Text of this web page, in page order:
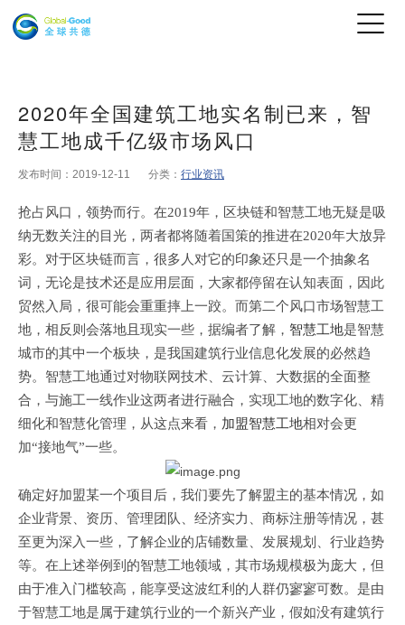
2020年全国建筑工地实名制已来，智
慧工地成千亿级市场风口
发布时间：2019-12-11 分类： 行业资讯
抢占风口，领势而行。在2019年，区块链和智慧工地无疑是吸
纳无数关注的目光，两者都将随着国策的推进在2020年大放异
彩。对于区块链而言，很多人对它的印象还只是一个抽象名
词，无论是技术还是应用层面，大家都停留在认知表面，因此
贸然入局，很可能会重重摔上一跤。而第二个风口市场智慧工
地，相反则会落地且现实一些，据编者了解， 智慧工地是智慧
城市的其中一个板块，是我国建筑行业信息化发展的必然趋
势。智慧工地通过对物联网技术、云计算、大数据的全面整
合，与施工一线作业这两者进行融合，实现工地的数字化、精
细化和智慧化管理，从这点来看， 加盟智慧工地相对会更
加“接地气”一些。
确定好加盟某一个项目后，我们要先了解盟主的基本情况，如
企业背景、资历、管理团队、经济实力、商标注册等情况，甚
至更为深入一些，了解企业的店铺数量、发展规划、行业趋势
等。在上述举例到的智慧工地领域，其市场规模极为庞大，但
由于准入门槛较高，能享受这波红利的人群仍寥寥可数。是由
于智慧工地是属于建筑行业的一个新兴产业，假如没有建筑行